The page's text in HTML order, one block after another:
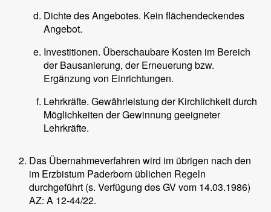
Dichte des Angebotes. Kein flächendeckendes
Angebot.
Investitionen. Überschaubare Kosten im Bereich
der Bausanierung, der Erneuerung bzw.
Ergänzung von Einrichtungen.
Lehrkräfte. Gewährleistung der Kirchlichkeit durch
Möglichkeiten der Gewinnung geeigneter
Lehrkräfte.
Das Übernahmeverfahren wird im übrigen nach den
im Erzbistum Paderborn üblichen Regeln
durchgeführt (s. Verfügung des GV vom 14.03.1986)
AZ: A 12-44/22.